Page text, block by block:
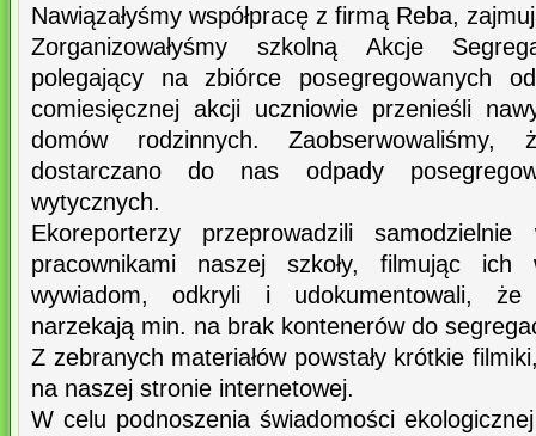
Nawiązałyśmy współpracę z firmą Reba,
Zorganizowałyśmy szkolną Akcje
polegający na zbiórce posegregowanych
comiesięcznej akcji uczniowie przenieśli
domów rodzinnych.
dostarczano do nas odpady
wytycznych.
Ekoreporterzy przeprowadzili
pracownikami naszej szkoły, filmując ich
wywiadom, odkryli i udokumentowali, że
narzekają min. na brak kontenerów do
Z zebranych materiałów powstały krótkie
na naszej stronie internetowej.
W celu podnoszenia świadomości